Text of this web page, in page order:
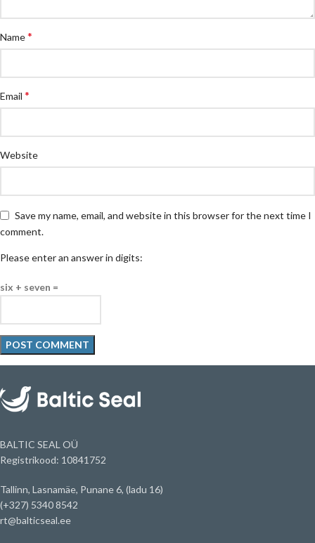
Name*
Email *
Website
Save my name, email, and website in this browser for the next time I
comment.
Please enter an answer in digits:
six + seven =
BALTIC SEAL OÜ
Registrikood: 10841752
Tallinn, Lasnamäe, Punane 6, (ladu 16)
(+327) 5340 8542
rt@balticseal.ee